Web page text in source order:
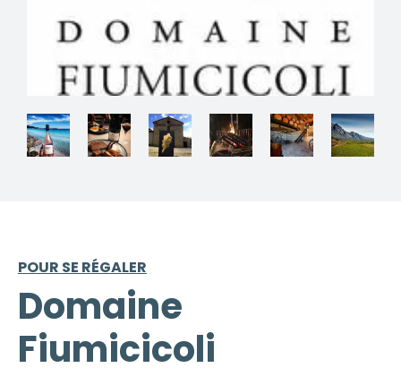
POUR SE RÉGALER
Domaine
Fiumicicoli